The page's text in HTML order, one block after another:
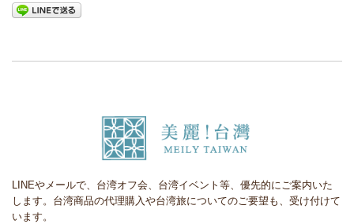
LINEやメールで、台湾オフ会、台湾イベント等、優先的にご案内いた
します。台湾商品の代理購入や台湾旅についてのご要望も、受け付けて
います。